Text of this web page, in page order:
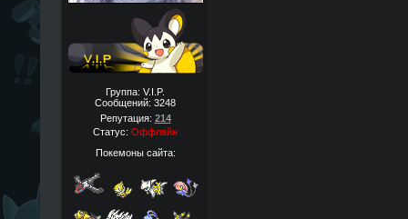
Группа: V.I.P.
Сообщений: 3248
Репутация: 214
Статус: Оффлайн
Покемоны сайта: